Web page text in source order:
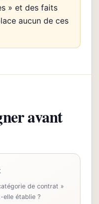
» et des faits
aucun de ces
avant
de contrat »
elle établie ?